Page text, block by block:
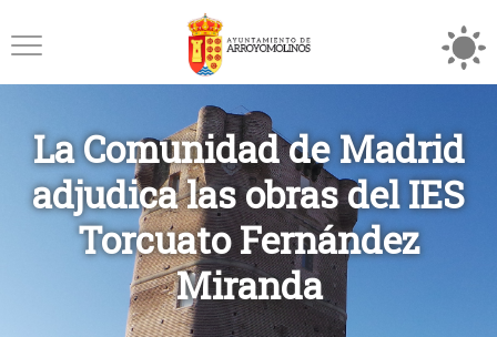
La Comunidad de Madrid
adjudica las obras del IES
Torcuato Fernández
Miranda